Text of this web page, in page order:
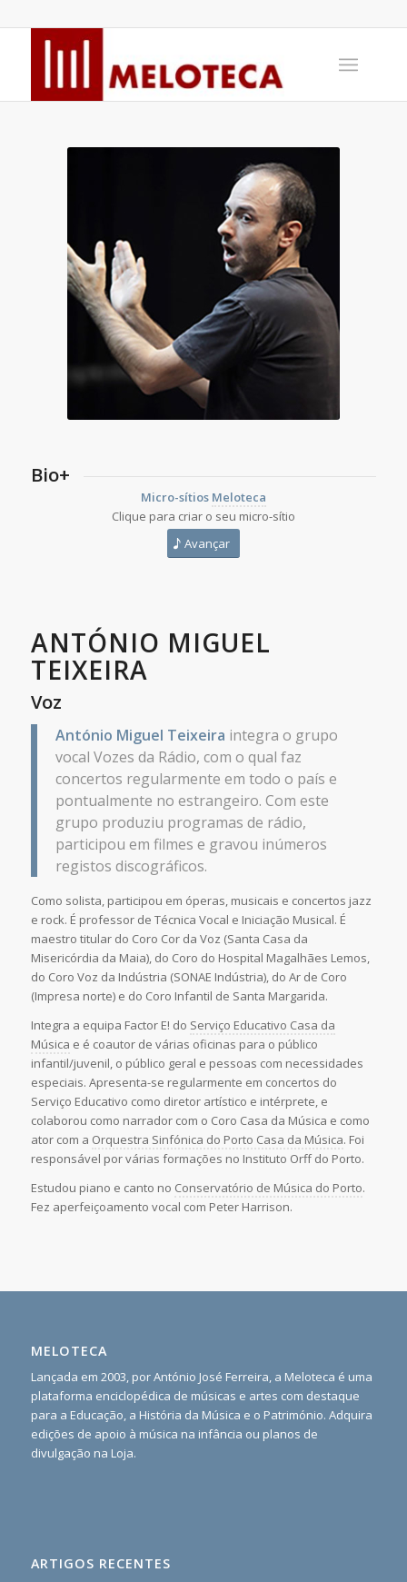
Bio+
Micro-sítios Meloteca
Clique para criar o seu micro-sítio
Avançar
ANTÓNIO MIGUEL
TEIXEIRA
Voz
António Miguel Teixeira integra o grupo
vocal Vozes da Rádio, com o qual faz
concertos regularmente em todo o país e
pontualmente no estrangeiro. Com este
grupo produziu programas de rádio,
participou em filmes e gravou inúmeros
registos discográficos.
Como solista, participou em óperas, musicais e concertos jazz
e rock. É professor de Técnica Vocal e Iniciação Musical. É
maestro titular do Coro Cor da Voz (Santa Casa da
Misericórdia da Maia), do Coro do Hospital Magalhães Lemos,
do Coro Voz da Indústria (SONAE Indústria), do Ar de Coro
(Impresa norte) e do Coro Infantil de Santa Margarida.
Integra a equipa Factor E! do Serviço Educativo Casa da
Música e é coautor de várias oficinas para o público
infantil/juvenil, o público geral e pessoas com necessidades
especiais. Apresenta-se regularmente em concertos do
Serviço Educativo como diretor artístico e intérprete, e
colaborou como narrador com o Coro Casa da Música e como
ator com a Orquestra Sinfónica do Porto Casa da Música. Foi
responsável por várias formações no Instituto Orff do Porto.
Estudou piano e canto no Conservatório de Música do Porto.
Fez aperfeiçoamento vocal com Peter Harrison.
MELOTECA
Lançada em 2003, por António José Ferreira, a Meloteca é uma
plataforma enciclopédica de músicas e artes com destaque
para a Educação, a História da Música e o Património. Adquira
edições de apoio à música na infância ou planos de
divulgação na Loja.
ARTIGOS RECENTES